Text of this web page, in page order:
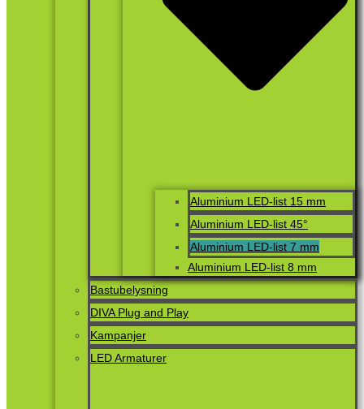
Aluminium LED-list 15 mm
Aluminium LED-list 45°
Aluminium LED-list 7 mm
Aluminium LED-list 8 mm
Bastubelysning
DIVA Plug and Play
Kampanjer
LED Armaturer